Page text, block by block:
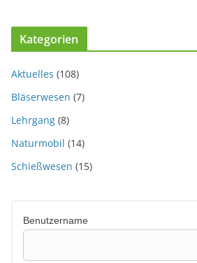
Kategorien
Aktuelles (108)
Bläserwesen (7)
Lehrgang (8)
Naturmobil (14)
Schießwesen (15)
Benutzername